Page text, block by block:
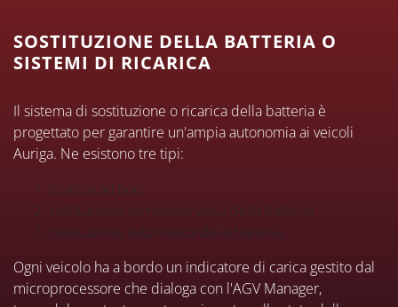
SOSTITUZIONE DELLA BATTERIA O
SISTEMI DI RICARICA
Il sistema di sostituzione o ricarica della batteria è
progettato per garantire un'ampia autonomia ai veicoli
Auriga. Ne esistono tre tipi:
ricarica ad hoc,
sostituzione semiautomatica della batteria
sostituzione automatica della batteria.
Ogni veicolo ha a bordo un indicatore di carica gestito dal
microprocessore che dialoga con l'AGV Manager,